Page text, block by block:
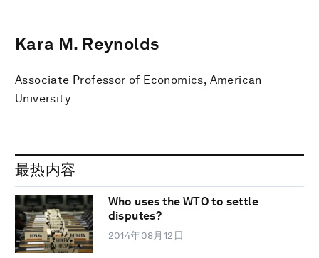
Kara M. Reynolds
Associate Professor of Economics, American
University
最热内容
Who uses the WTO to settle
disputes?
2014年08月12日